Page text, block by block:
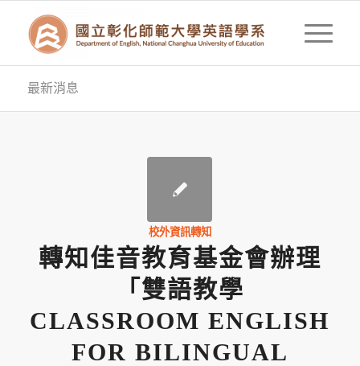
最新消息
校外資訊轉知
轉知佳音教育基金會辦理
「雙語教學
CLASSROOM ENGLISH
FOR BILINGUAL